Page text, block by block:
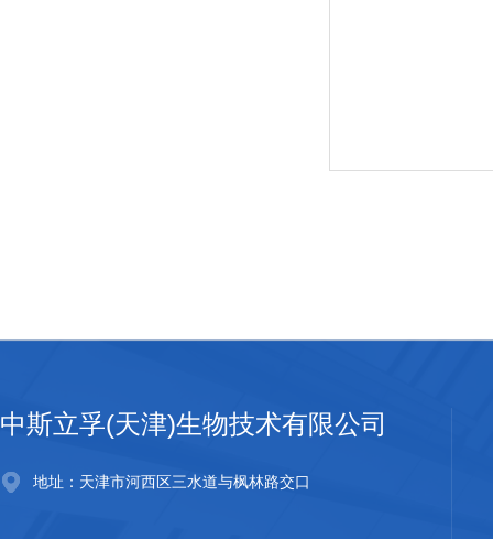
中斯立孚(天津)生物技术有限公司
地址：天津市河西区三水道与枫林路交口